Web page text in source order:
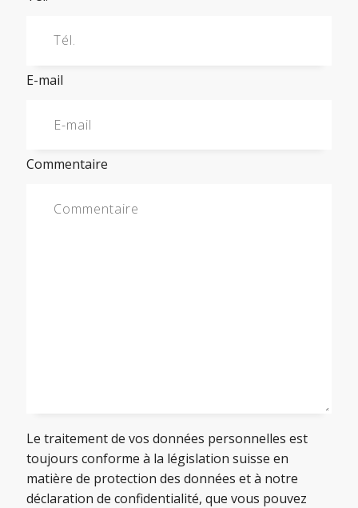
E-mail
Commentaire
Le traitement de vos données personnelles est
toujours conforme à la législation suisse en
matière de protection des données et à notre
déclaration de confidentialité, que vous pouvez